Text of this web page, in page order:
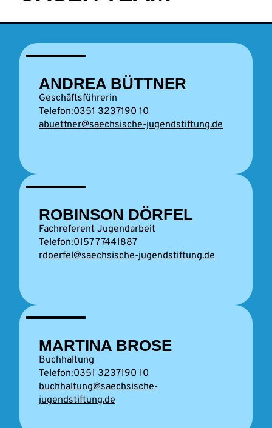
ANDREA BÜTTNER
Geschäftsführerin
0351 3237190 10
abuettner@saechsische-jugendstiftung.de
ROBINSON DÖRFEL
Fachreferent Jugendarbeit
0157 77441887
rdoerfel@saechsische-jugendstiftung.de
MARTINA BROSE
Buchhaltung
0351 3237190 10
buchhaltung@saechsische-
jugendstiftung.de